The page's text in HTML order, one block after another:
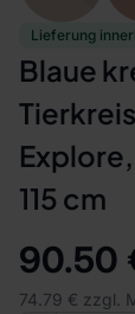
Lieferung
Blaue
115 cm
90.50
74.79 € zzgl.